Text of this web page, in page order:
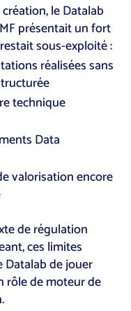
le Datalab
présentait un fort
sous-exploité :
réalisées sans
technique
Data
valorisation encore
de régulation
ces limites
Datalab de jouer
rôle de moteur de